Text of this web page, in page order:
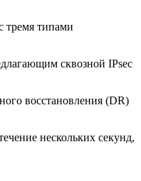
тремя типами
сквозной IPsec
восстановления (DR)
нескольких секунд,